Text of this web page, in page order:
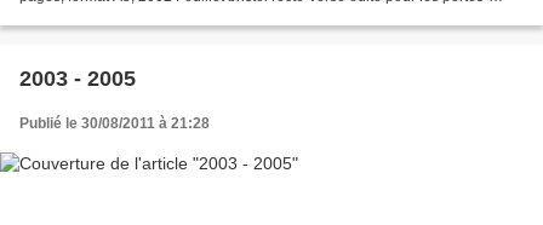
2003 - 2005
Publié le 30/08/2011 à 21:28